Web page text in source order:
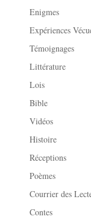
Enigmes
Expériences
Témoignages
Littérature
Lois
Bible
Vidéos
Histoire
Réceptions
Poèmes
Courrier des
Contes